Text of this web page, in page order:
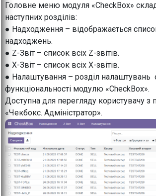
Головне меню модуля «CheckBox»
наступних розділів:
● Надходження – відображається
надходжень.
● Z-Звіт – список всіх Z-звітів.
● X-Звіт – список всіх X-звітів.
● Налаштування – розділ налаштувань
функціональності модулю «CheckBox».
Доступна для перегляду користувачу з
«Чекбокс. Адміністратор».